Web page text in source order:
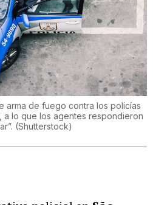
arma de fuego contra los policías
lo que los agentes respondieron
(Shutterstock)